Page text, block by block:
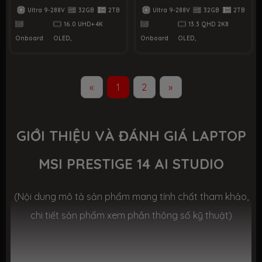
Onboard | 16.0 UHD+ 4K
OLED, 100% DCI-P3 |
Win11
Ultra 9-288V 32GB 2TB
Onboard
16.0 UHD+ 4K
OLED,
Onboard | 13.3 QHD
2K8 OLED, 100% DCI-P3
| Win11
Ultra 9-288V 32GB 2TB
Onboard
13.3 QHD 2K8
OLED,
« 1 2 »
GIỚI THIỆU VÀ ĐÁNH GIÁ LAPTOP
MSI PRESTIGE 14 AI STUDIO
(Nội dung mô tả sản phẩm mang tính chất tham khảo,
chi tiết sản phẩm xem phần thông số kỹ thuật)